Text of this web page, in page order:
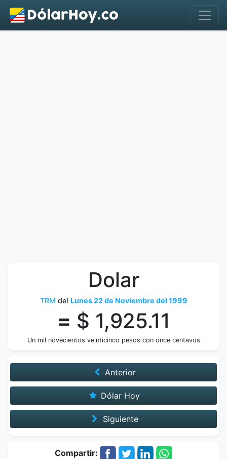
Dolar
TRM del Lunes 22 de Noviembre del 1999
= $ 1,925.11
Un mil novecientos veinticinco pesos con once centavos
Anterior
Dólar Hoy
Siguiente
Compartir: